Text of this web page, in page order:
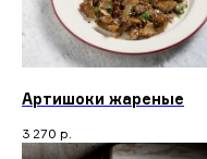
Артишоки жареные
3 270 р.